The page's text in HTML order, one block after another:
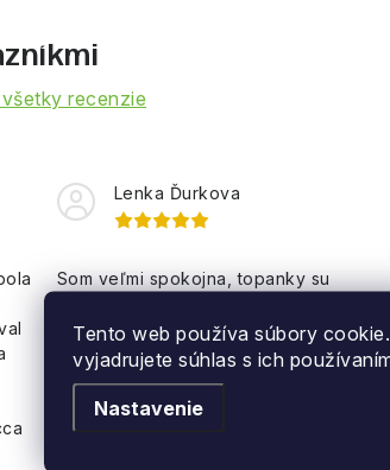
Tento web používa súbory
vyjadrujete súhlas s ich
Nastavenie
recenzie
Lenka Ďurkova
Som veľmi spokojna, topanky su
som až tak spokojna že si u Vas ešte
určite kupim viac vecí ďakujem velmi